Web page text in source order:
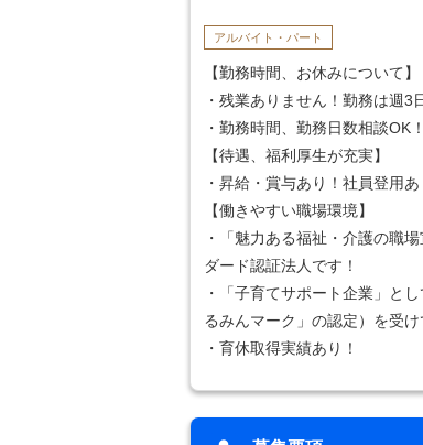
アルバイト・パート
【勤務時間、お休みについて】
・残業ありません！勤務は週3
・勤務時間、勤務日数相談OK！
【待遇、福利厚生が充実】
・昇給・賞与あり！社員登用あ
【働きやすい職場環境】
・「魅力ある福祉・介護の職
ダード認証法人です！
・「子育てサポート企業」と
るみんマーク」の認定）を受け
・育休取得実績あり！